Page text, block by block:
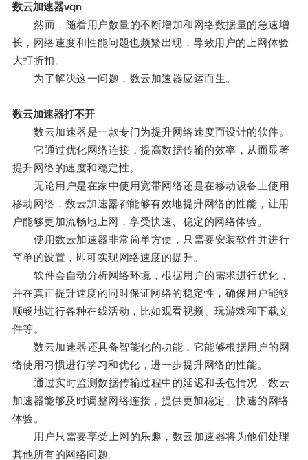
数云加速器vqn
然而，随着用户数量的不断增加和网络数据量的急速增
长，网络速度和性能问题也频繁出现，导致用户的上网体验
大打折扣。
为了解决这一问题，数云加速器应运而生。
数云加速器打不开
数云加速器是一款专门为提升网络速度而设计的软件。
它通过优化网络连接，提高数据传输的效率，从而显著
提升网络的速度和稳定性。
无论用户是在家中使用宽带网络还是在移动设备上使用
移动网络，数云加速器都能够有效地提升网络的性能，让用
户能够更加流畅地上网，享受快速、稳定的网络体验。
使用数云加速器非常简单方便，只需要安装软件并进行
简单的设置，即可实现网络速度的提升。
软件会自动分析网络环境，根据用户的需求进行优化，
并在真正提升速度的同时保证网络的稳定性，确保用户能够
顺畅地进行各种在线活动，比如观看视频、玩游戏和下载文
件等。
数云加速器还具备智能化的功能，它能够根据用户的网
络使用习惯进行学习和优化，进一步提升网络的性能。
通过实时监测数据传输过程中的延迟和丢包情况，数云
加速器能够及时调整网络连接，提供更加稳定、快速的网络
体验。
用户只需要享受上网的乐趣，数云加速器将为他们处理
其他所有的网络问题。